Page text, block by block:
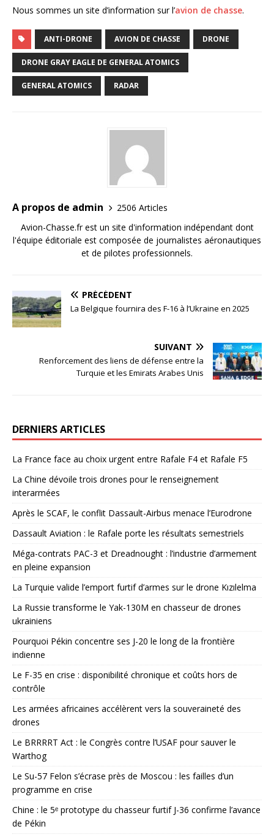
Nous sommes un site d’information sur l’avion de chasse.
ANTI-DRONE AVION DE CHASSE DRONE
DRONE GRAY EAGLE DE GENERAL ATOMICS
GENERAL ATOMICS RADAR
A propos de admin
2506 Articles
Avion-Chasse.fr est un site d'information indépendant dont
l'équipe éditoriale est composée de journalistes aéronautiques
et de pilotes professionnels.
PRÉCÉDENT
La Belgique fournira des F-16 à l’Ukraine en 2025
SUIVANT
Renforcement des liens de défense entre la
Turquie et les Emirats Arabes Unis
DERNIERS ARTICLES
La France face au choix urgent entre Rafale F4 et Rafale F5
La Chine dévoile trois drones pour le renseignement
interarmées
Après le SCAF, le conflit Dassault-Airbus menace l’Eurodrone
Dassault Aviation : le Rafale porte les résultats semestriels
Méga-contrats PAC-3 et Dreadnought : l’industrie d’armement
en pleine expansion
La Turquie valide l’emport furtif d’armes sur le drone Kızılelma
La Russie transforme le Yak-130M en chasseur de drones
ukrainiens
Pourquoi Pékin concentre ses J-20 le long de la frontière
indienne
Le F-35 en crise : disponibilité chronique et coûts hors de
contrôle
Les armées africaines accélèrent vers la souveraineté des
drones
Le BRRRRT Act : le Congrès contre l’USAF pour sauver le
Warthog
Le Su-57 Felon s’écrase près de Moscou : les failles d’un
programme en crise
Chine : le 5ᵉ prototype du chasseur furtif J-36 confirme l’avance
de Pékin